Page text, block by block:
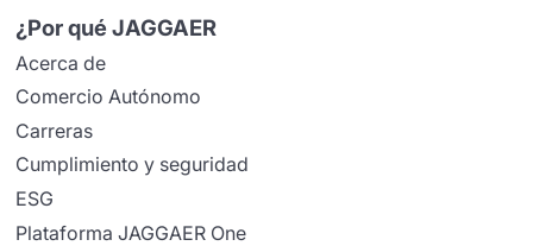
¿Por qué JAGGAER
Acerca de
Comercio Autónomo
Carreras
Cumplimiento y seguridad
ESG
Plataforma JAGGAER One